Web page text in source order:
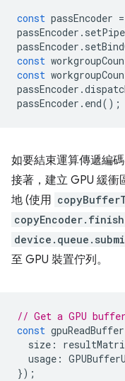
const passEncoder =
passEncoder .
passEncoder .
const
const
passEncoder .
passEncoder . end();
如要結束運算傳遞編
接著，建立 GPU 緩
地 (使用
至 GPU 裝置佇列。
// Get a GPU
const gpuReadBuffer
size :
usage :
});